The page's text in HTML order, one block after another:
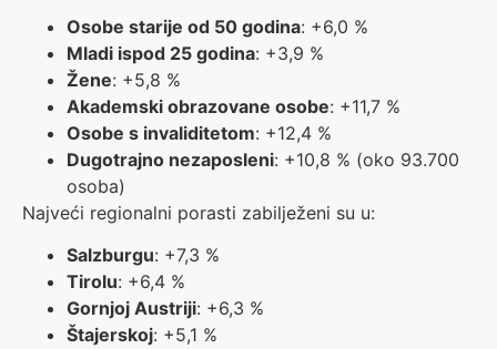
Osobe starije od 50 godina: +6,0 %
Mladi ispod 25 godina: +3,9 %
Žene: +5,8 %
Akademski obrazovane osobe: +11,7 %
Osobe s invaliditetom: +12,4 %
Dugotrajno nezaposleni: +10,8 % (oko 93.700
osoba)
Najveći regionalni porasti zabilježeni su u:
Salzburgu: +7,3 %
Tirolu: +6,4 %
Gornjoj Austriji: +6,3 %
Štajerskoj: +5,1 %